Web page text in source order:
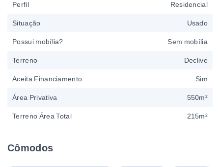
Cômodos
Perfil Residencial
Situação Usado
Possui mobília? Sem mobília
Terreno Declive
Aceita Financiamento Sim
Área Privativa 550m²
Terreno Área Total 215m²